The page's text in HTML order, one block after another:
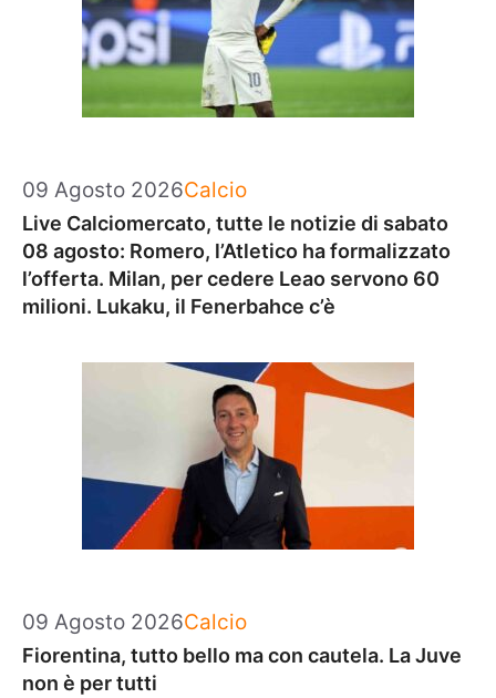
09 Agosto 2026Categorie
Calcio
Live Calciomercato, tutte le notizie di sabato
08 agosto: Romero, l’Atletico ha formalizzato
l’offerta. Milan, per cedere Leao servono 60
milioni. Lukaku, il Fenerbahce c’è
09 Agosto 2026Categorie
Calcio
Fiorentina, tutto bello ma con cautela. La Juve
non è per tutti